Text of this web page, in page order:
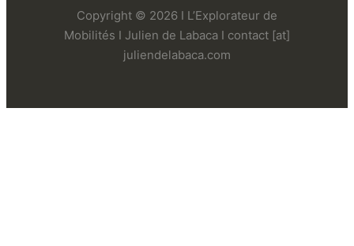
Copyright © 2026 I L’Explorateur de
Mobilités I Julien de Labaca I contact [at]
juliendelabaca.com